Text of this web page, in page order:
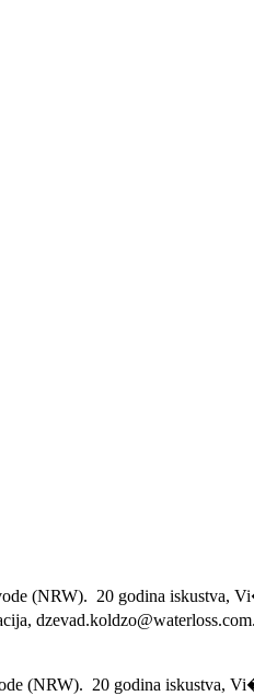
(NRW). 20 godina iskustva,
(NRW). 20 godina iskustva,